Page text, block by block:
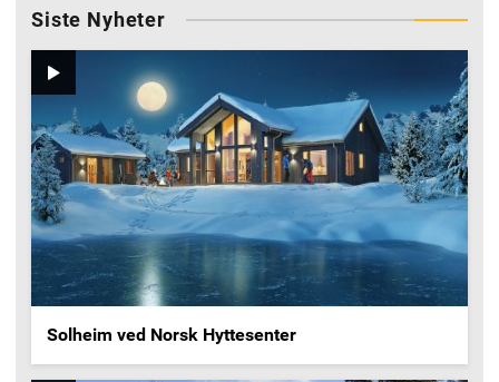
Siste Nyheter
Solheim ved Norsk Hyttesenter
Video